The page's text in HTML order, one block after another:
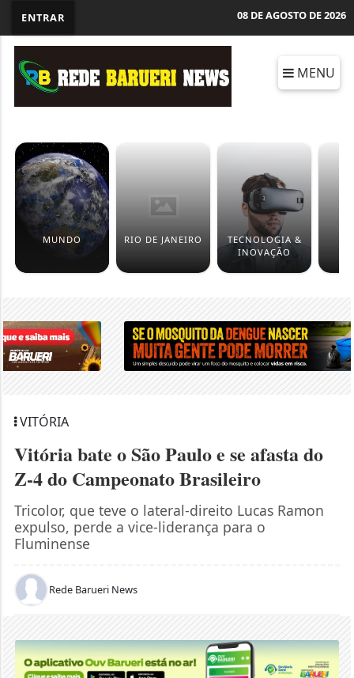
ENTRAR 08 DE AGOSTO DE 2026
MENU
MUNDO RIO DE JANEIRO
TECNOLOGIA &
INOVAÇÃO
VITÓRIA
Vitória bate o São Paulo e se afasta do
Z-4 do Campeonato Brasileiro
Tricolor, que teve o lateral-direito Lucas Ramon
expulso, perde a vice-liderança para o
Fluminense
Rede Barueri News